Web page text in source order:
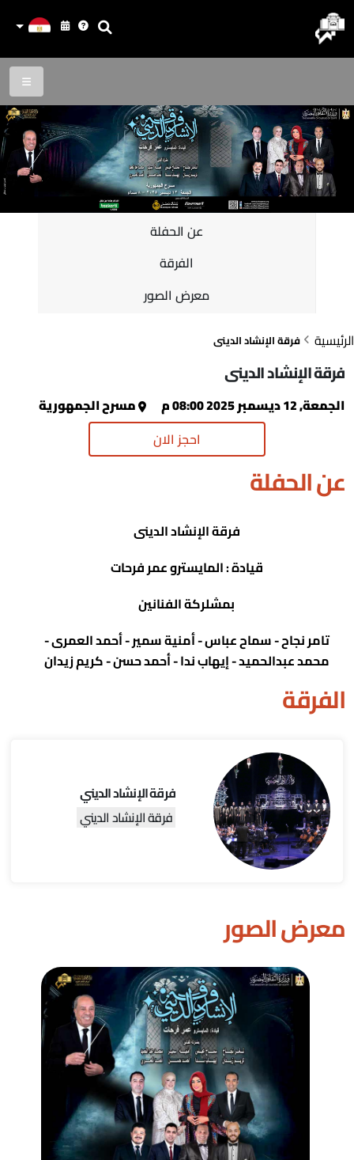
عن الحفلة
الفرقة
معرض الصور
الرئيسية
فرقة الإنشاد الدينى
فرقة الإنشاد الدينى
الجمعة, 12 ديسمبر 2025 08:00 م
مسرح الجمهورية
احجز الان
عن الحفلة
فرقة الإنشاد الدينى
قيادة : المايسترو عمر فرحات
بمشلركة الفنانين
تامر نجاح - سماح عباس - أمنية سمير - أحمد العمرى -
محمد عبدالحميد - إيهاب ندا - أحمد حسن - كريم زيدان
الفرقة
فرقة الإنشاد الديني
فرقة الإنشاد الديني
معرض الصور